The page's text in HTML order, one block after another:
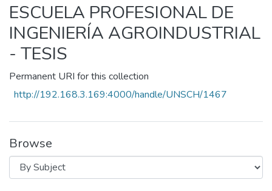
All of DSpace
ESCUELA PROFESIONAL DE
INGENIERÍA AGROINDUSTRIAL
- TESIS
Permanent URI for this collection
http://192.168.3.169:4000/handle/UNSCH/1467
Browse